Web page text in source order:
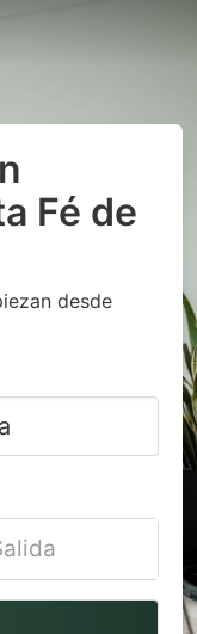
Fé de
desde